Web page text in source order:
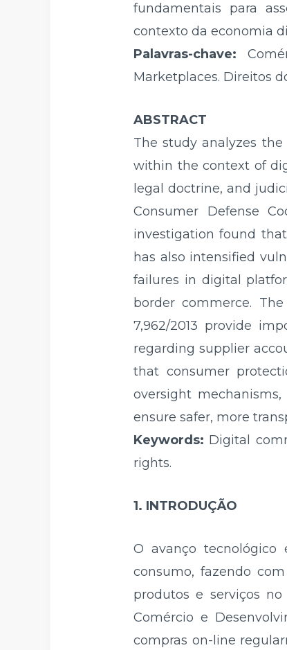
fundamentais para
contexto da economia
Palavras-chave:
Marketplaces. Direitos
ABSTRACT
The study analyzes
within the context of
legal doctrine, and
Consumer Defense
investigation found
has also intensified
failures in digital
border commerce.
7,962/2013 provide
regarding supplier
that consumer
oversight
ensure safer, more
Keywords: Digital
rights.
1. INTRODUÇÃO
O avanço tecnológico
consumo, fazendo
produtos e serviços
Comércio e
compras on-line